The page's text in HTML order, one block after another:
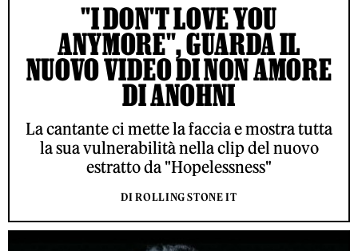
"I DON'T LOVE YOU
ANYMORE", GUARDA IL
NUOVO VIDEO DI NON AMORE
DI ANOHNI
La cantante ci mette la faccia e mostra tutta
la sua vulnerabilità nella clip del nuovo
estratto da "Hopelessness"
DI ROLLING STONE IT